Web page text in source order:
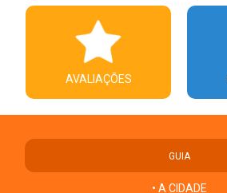
AVALIAÇÕES
GUIA
• A CIDADE